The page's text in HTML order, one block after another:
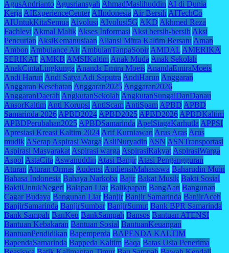
AgusAndrianto Agusriansyah AhmadMaslihuddin AI di Dunia
Kerja AIExperienceCenter AIIndonesia Air Bersih AITechCo
AIUntukKitaSemua Aivolusi AIvolusi5G AKD Akhmed Reza
Fachlevi Akmal Malik Akses Informasi Aksi bersih-bersih Aksi
Pencurian AksiKemanusiaan Aliansi Mitra Kaltim Bersatu Aman
Ambon Ambulance Air AmbulanTanpaSopir AMDAL AMERIKA
SERIKAT AMKB AMSIKaltim Anak Muda Anak Sekolah
AnakCintaLingkunga Ananda Emira Moeis AnandaEmiraMoeis
Andi Harun Andi Satya Adi Saputra AndiHarun Anggaran
Anggaran Kesehatan Anggaran2025 Anggaran2026
AnggaranDaerah AngkutanSekolah AngkutanSungaiDanDanau
AnsorKaltim Anti Korupsi AntiScam AntiSpam APBD APBD
Samarinda 2026 APBD2024 APBD2025 APBD2026 APBDKaltim
APBDPerubahan2025 APBDSamarinda ApelSiagaKarhutla APPSI
Apresiasi Kreasi Kaltim 2024 Arif Kurniawan Arus Aras Arus
mudik ASerap Aspirasi Warga AsliNuryadin ASN ASNTransportasi
Aspirasi Masyarakat Aspirasi warga AspirasiRakyat AspirasiWarga
Aspol AstaCita Aswanuddin Atasi Banjir Atasi Pengangguran
Aturan Aturan Ormas Audensi AudiensiMahasiswa Baharudin Muin
Bahasa Indonesia Bahaya Narkoba Bajir Bakat Musik Bakti Sosial
BaktiUntukNegeri Balapan Liar Balikpapan BangAan Bangunan
Cagar Budaya Bangunan Liar Banjir Banjir Samarinda BanjirAceh
BanjirSamarinda BanjirSumbar BanjirSumut Bank BPR Samarinda
Bank Sampah BanKeu BankSampah Bansos Bantuan ATENSI
Bantuan Kebakaran Bantuan Sosial BantuanKeuangan
BantuanPendidikan Bapemperda BAPENDA KALTIM
BapendaSamarinda Bappeda Kaltim Baqa Batas Usia Penerima